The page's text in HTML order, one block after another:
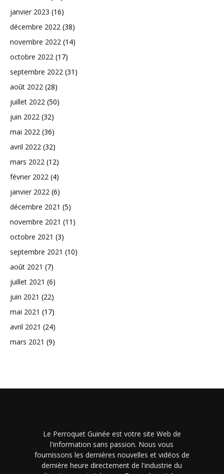
janvier 2023 (16)
décembre 2022 (38)
novembre 2022 (14)
octobre 2022 (17)
septembre 2022 (31)
août 2022 (28)
juillet 2022 (50)
juin 2022 (32)
mai 2022 (36)
avril 2022 (32)
mars 2022 (12)
février 2022 (4)
janvier 2022 (6)
décembre 2021 (5)
novembre 2021 (11)
octobre 2021 (3)
septembre 2021 (10)
août 2021 (7)
juillet 2021 (6)
juin 2021 (22)
mai 2021 (17)
avril 2021 (24)
mars 2021 (9)
Le Perroquet Guinée est votre site Web de
l'information sans passion. Nous vous
fournissons les dernières nouvelles et vidéos de
dernière heure directement de l'industrie du